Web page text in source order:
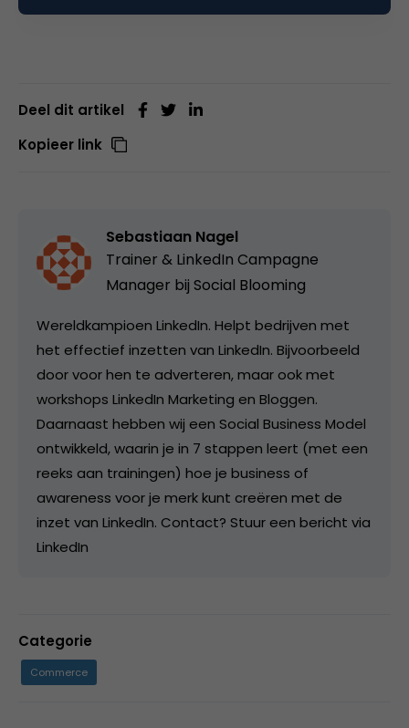
Deel dit artikel
Kopieer link
Sebastiaan Nagel
Trainer & LinkedIn Campagne
Manager bij Social Blooming
Wereldkampioen LinkedIn. Helpt bedrijven met
het effectief inzetten van LinkedIn. Bijvoorbeeld
door voor hen te adverteren, maar ook met
workshops LinkedIn Marketing en Bloggen.
Daarnaast hebben wij een Social Business Model
ontwikkeld, waarin je in 7 stappen leert (met een
reeks aan trainingen) hoe je business of
awareness voor je merk kunt creëren met de
inzet van LinkedIn. Contact? Stuur een bericht via
LinkedIn
Categorie
Commerce